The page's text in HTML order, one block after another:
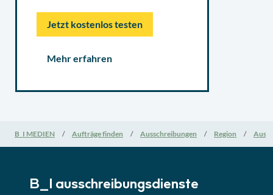
Jetzt kostenlos testen
Mehr erfahren
B_I MEDIEN Aufträge finden Ausschreibungen Region
B_I ausschreibungs­dienste